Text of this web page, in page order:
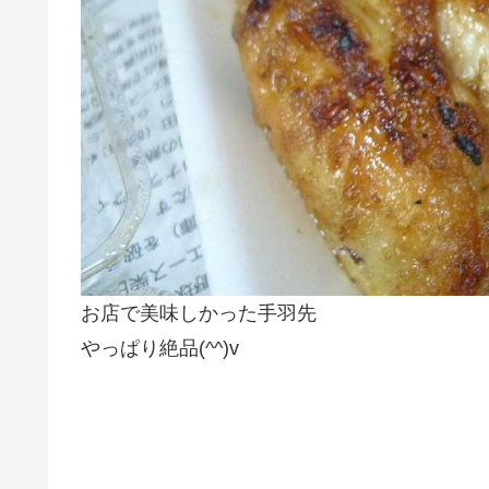
お店で美味しかった手羽先
やっぱり絶品(^^)v